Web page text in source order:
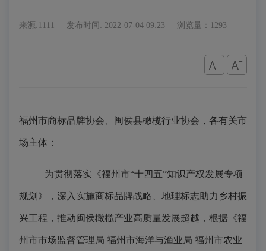
来源:1111 发布时间: 2022-07-04 09:23 浏览量：1293
福州市商标品牌协会、闽侯县橄榄行业协会，各有关市
场主体 ：
为贯彻落实《福州市“十四五”知识产权发展专项
规划》，深入实施商标品牌战略、地理标志助力乡村振
兴工程，推动闽侯橄榄产业高质量发展超越，根据《福
州市市场监督管理局 福州市海洋与渔业局 福州市农业